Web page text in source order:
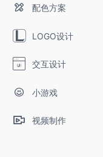
配色方案
LOGO设计
交互设计
小游戏
视频制作